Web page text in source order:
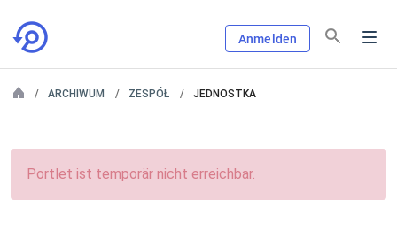
Anmelden
ARCHIWUM ZESPÓŁ JEDNOSTKA
Portlet ist temporär nicht erreichbar.